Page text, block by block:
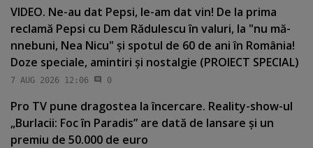
VIDEO. Ne-au dat Pepsi, le-am dat vin! De la prima
reclamă Pepsi cu Dem Rădulescu în valuri, la "nu mă-
nnebuni, Nea Nicu" şi spotul de 60 de ani în România!
Doze speciale, amintiri şi nostalgie (PROIECT SPECIAL)
7 AUG 2026 12:06 0
Pro TV pune dragostea la încercare. Reality-show-ul
„Burlacii: Foc în Paradis” are dată de lansare şi un
premiu de 50.000 de euro